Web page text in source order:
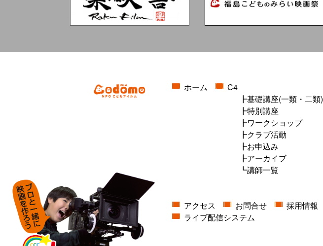
ホーム
C4
基礎講座(一類・二類)
特別講座
ワークショップ
クラブ活動
お申込み
アーカイブ
講師一覧
アクセス
お問合せ 採用情報
ライブ配信システム